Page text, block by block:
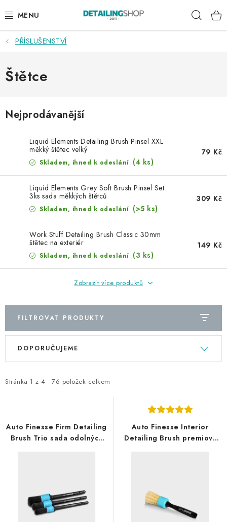
na
AKCE
NOVINKY
INTERIÉR
PŘÍSLUŠENSTVÍ
DÁRKOVÉ SADY A POUKAZY
ČLÁNKY
KONTAKTY
PRODÁVANÉ ZNAČKY
BYDLENÍ
Věrnostní program
Všeobecné obchodní podmínky
Podmínky ochrany osobních údajů
PŘÍSLUŠENSTVÍ
Štětce
Nejprodávanější
Liquid Elements Detailing Brush Pinsel XXL
měkký štětec velký
Skladem, ihned k odeslání (4 ks)
79 Kč
Liquid Elements Grey Soft Brush Pinsel Set
3ks sada měkkých štětců
Skladem, ihned k odeslání (>5 ks)
309 Kč
Work Stuff Detailing Brush Classic 30mm
štětec na exteriér
Skladem, ihned k odeslání (3 ks)
149 Kč
Zobrazit více produktů
FILTROVAT PRODUKTY
V
i
r
o
Stránka 1 z 4 - 76 položek celkem
Ř
e
p
DOPORUČUJEME
Auto Finesse Firm Detailing
Brush Trio sada odolných
Auto Finesse Interior
Detailing Brush premiový